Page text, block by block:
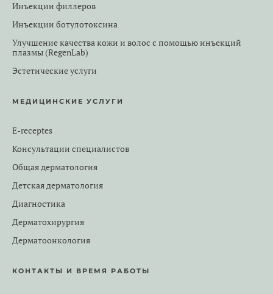
Инъекции филлеров
Инъекции ботулотоксина
Улучшение качества кожи и волос с помощью инъекций
плазмы (RegenLab)
Эстетические услуги
МЕДИЦИНСКИЕ УСЛУГИ
E-receptes
Консультации специалистов
Общая дерматология
Детская дерматология
Диагностика
Дерматохирургия
Дерматоонкология
КОНТАКТЫ И ВРЕМЯ РАБОТЫ